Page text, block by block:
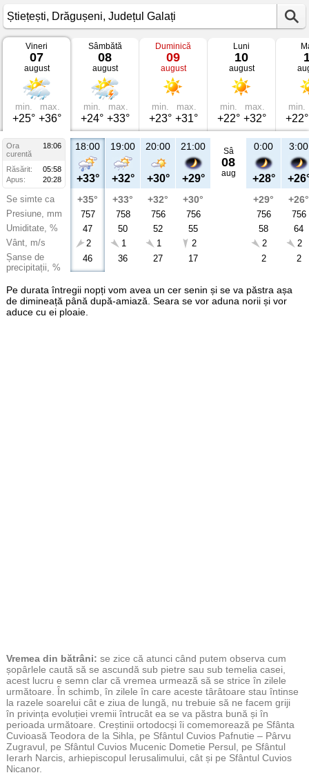
Vremea
Știețești
Drăgușeni,
Județul
Galați
Vineri
07
august
min.
+25°
max.
+36°
Sâmbătă
08
august
min.
+24°
max.
+33°
Duminică
09
august
min.
+23°
max.
+31°
Luni
10
august
min.
+22°
max.
+32°
min.
+22°
Ora
18:06
curentă
Răsărit:
05:58
Apus:
20:28
Se simte ca
Presiune, mm
Umiditate, %
Vânt, m/s
Șanse de
precipitații, %
18:00
+33°
+35°
757
47
2
46
19:00
+32°
+33°
758
50
1
36
20:00
+30°
+32°
756
52
1
27
21:00
+29°
+30°
756
55
2
17
Sâ
08
aug
0:00
+28°
+29°
756
58
2
2
3:00
+26°
756
64
2
2
Pe durata întregii nopți vom avea un cer senin și se va păstra așa
de dimineață până după-amiază. Seara se vor aduna norii și vor
aduce cu ei ploaie.
Vremea din bătrâni: se zice că atunci când putem observa cum
șopârlele caută să se ascundă sub pietre sau sub temelia casei,
acest lucru e semn clar că vremea urmează să se strice în zilele
următoare. În schimb, în zilele în care aceste târâtoare stau întinse
la razele soarelui cât e ziua de lungă, nu trebuie să ne facem griji
în privința evoluției vremii întrucât ea se va păstra bună și în
perioada următoare. Creștinii ortodocși îi comemorează pe Sfânta
Cuvioasă Teodora de la Sihla, pe Sfântul Cuvios Pafnutie – Pârvu
Zugravul, pe Sfântul Cuvios Mucenic Dometie Persul, pe Sfântul
Ierarh Narcis, arhiepiscopul Ierusalimului, cât și pe Sfântul Cuvios
Nicanor.